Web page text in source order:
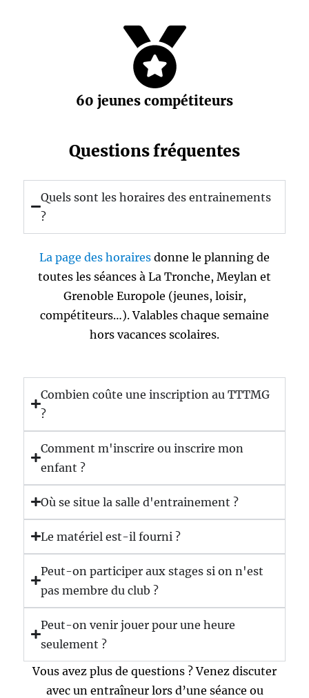
60 jeunes compétiteurs
Questions fréquentes
Quels sont les horaires des entrainements
?
La page des horaires donne le planning de
toutes les séances à La Tronche, Meylan et
Grenoble Europole (jeunes, loisir,
compétiteurs…). Valables chaque semaine
hors vacances scolaires.
Combien coûte une inscription au TTTMG
?
Comment m'inscrire ou inscrire mon
enfant ?
Où se situe la salle d'entrainement ?
Le matériel est-il fourni ?
Peut-on participer aux stages si on n'est
pas membre du club ?
Peut-on venir jouer pour une heure
seulement ?
Vous avez plus de questions ? Venez discuter
avec un entraîneur lors d’une séance ou